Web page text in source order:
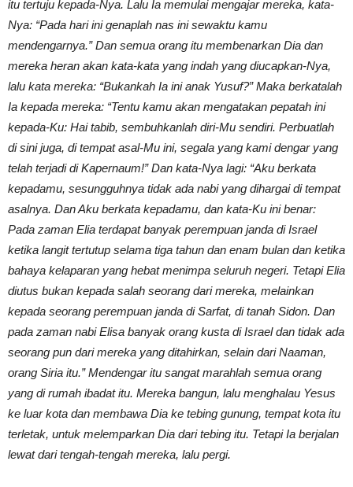
itu tertuju kepada-Nya. Lalu Ia memulai mengajar mereka, kata-
Nya: “Pada hari ini genaplah nas ini sewaktu kamu
mendengarnya.” Dan semua orang itu membenarkan Dia dan
mereka heran akan kata-kata yang indah yang diucapkan-Nya,
lalu kata mereka: “Bukankah Ia ini anak Yusuf?” Maka berkatalah
Ia kepada mereka: “Tentu kamu akan mengatakan pepatah ini
kepada-Ku: Hai tabib, sembuhkanlah diri-Mu sendiri. Perbuatlah
di sini juga, di tempat asal-Mu ini, segala yang kami dengar yang
telah terjadi di Kapernaum!” Dan kata-Nya lagi: “Aku berkata
kepadamu, sesungguhnya tidak ada nabi yang dihargai di tempat
asalnya. Dan Aku berkata kepadamu, dan kata-Ku ini benar:
Pada zaman Elia terdapat banyak perempuan janda di Israel
ketika langit tertutup selama tiga tahun dan enam bulan dan ketika
bahaya kelaparan yang hebat menimpa seluruh negeri. Tetapi Elia
diutus bukan kepada salah seorang dari mereka, melainkan
kepada seorang perempuan janda di Sarfat, di tanah Sidon. Dan
pada zaman nabi Elisa banyak orang kusta di Israel dan tidak ada
seorang pun dari mereka yang ditahirkan, selain dari Naaman,
orang Siria itu.” Mendengar itu sangat marahlah semua orang
yang di rumah ibadat itu. Mereka bangun, lalu menghalau Yesus
ke luar kota dan membawa Dia ke tebing gunung, tempat kota itu
terletak, untuk melemparkan Dia dari tebing itu. Tetapi Ia berjalan
lewat dari tengah-tengah mereka, lalu pergi.